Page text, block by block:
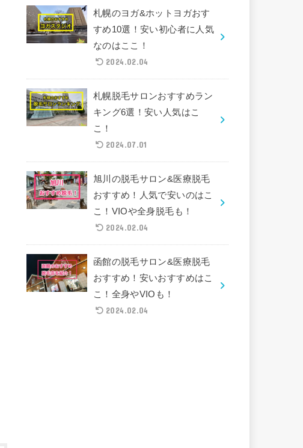
札幌のヨガ&ホットヨガおす
すめ10選！安い初心者に人気
なのはここ！
2024.02.04
札幌脱毛サロンおすすめラン
キング6選！安い人気はこ
こ！
2024.07.01
旭川の脱毛サロン&医療脱毛
おすすめ！人気で安いのはこ
こ！VIOや全身脱毛も！
2024.02.04
函館の脱毛サロン&医療脱毛
おすすめ！安いおすすめはこ
こ！全身やVIOも！
2024.02.04